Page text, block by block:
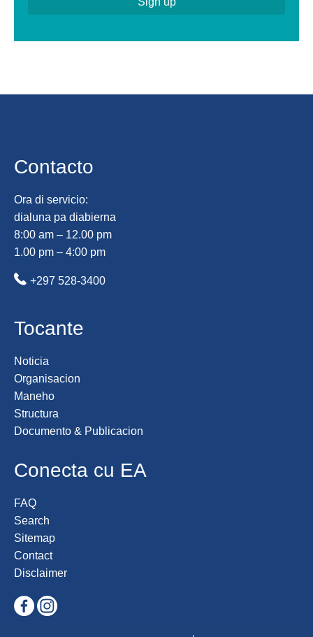
Contacto
Ora di servicio:
dialuna pa diabierna
8:00 am – 12.00 pm
1.00 pm – 4:00 pm
+297 528-3400
Tocante
Noticia
Organisacion
Maneho
Structura
Documento & Publicacion
Conecta cu EA
FAQ
Search
Sitemap
Contact
Disclaimer